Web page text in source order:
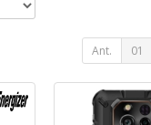
Ant. 01